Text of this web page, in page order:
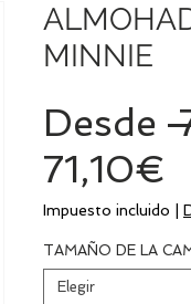
MINNIE
Desde
71,10€
Impuesto incluido
TAMAÑO DE LA
Elegir